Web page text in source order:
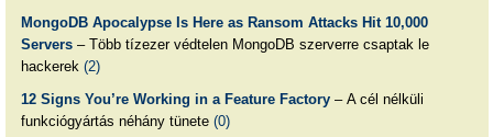
MongoDB Apocalypse Is Here as Ransom Attacks Hit 10,000
Servers– Több tízezer védtelen MongoDB szerverre csaptak le
hackerek (2)
12 Signs You’re Working in a Feature Factory– A cél nélküli
funkciógyártás néhány tünete (0)